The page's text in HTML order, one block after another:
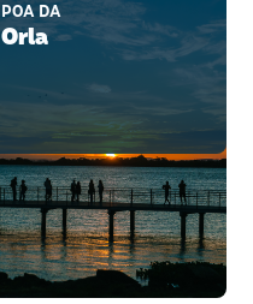
POA DA
Orla